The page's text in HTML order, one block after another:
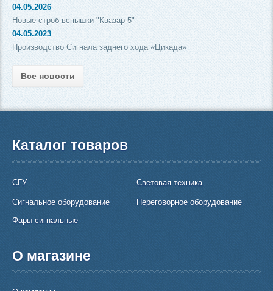
04.05.2026
Новые строб-вспышки "Квазар-5"
04.05.2023
Производство Сигнала заднего хода «Цикада»
Все новости
Каталог товаров
СГУ Световая техника
Сигнальное оборудование
Переговорное оборудование
Фары сигнальные
О магазине